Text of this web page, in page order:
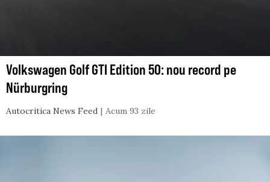
Volkswagen Golf GTI Edition 50: nou record pe
Nürburgring
Autocritica News Feed Acum 93 zile